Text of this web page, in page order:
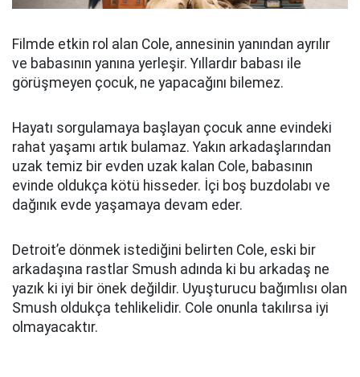
Filmde etkin rol alan Cole, annesinin yanından ayrılır
ve babasının yanına yerleşir. Yıllardır babası ile
görüşmeyen çocuk, ne yapacağını bilemez.
Hayatı sorgulamaya başlayan çocuk anne evindeki
rahat yaşamı artık bulamaz. Yakın arkadaşlarından
uzak temiz bir evden uzak kalan Cole, babasının
evinde oldukça kötü hisseder. İçi boş buzdolabı ve
dağınık evde yaşamaya devam eder.
Detroit’e dönmek istediğini belirten Cole, eski bir
arkadaşına rastlar Smush adında ki bu arkadaş ne
yazık ki iyi bir önek değildir. Uyuşturucu bağımlısı olan
Smush oldukça tehlikelidir. Cole onunla takılırsa iyi
olmayacaktır.